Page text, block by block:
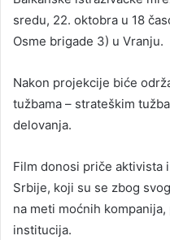
sredu, 22. oktobra u 18
Osme brigade 3) u Vranju.
Nakon projekcije biće
tužbama – strateškim
delovanja.
Film donosi priče aktivista
Srbije, koji su se zbog
na meti moćnih
institucija.